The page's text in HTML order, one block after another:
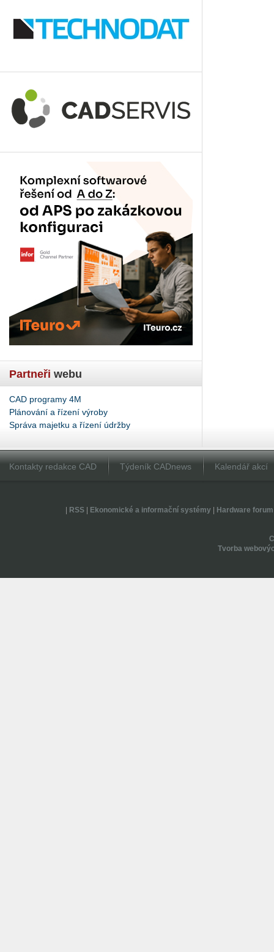
Partneři webu
CAD programy 4M
Plánování a řízení výroby
Správa majetku a řízení údržby
Kontakty redakce CAD Týdeník CADnews Kalendář akcí
RSS| Ekonomické a informační systémy| Hardware forum
Tvorba